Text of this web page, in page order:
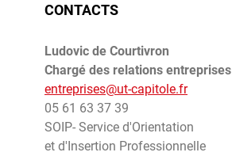
CONTACTS
Ludovic de Courtivron
Chargé des relations entreprises
entreprises@ut-capitole.fr
05 61 63 37 39
SOIP- Service d'Orientation
et d'Insertion Professionnelle